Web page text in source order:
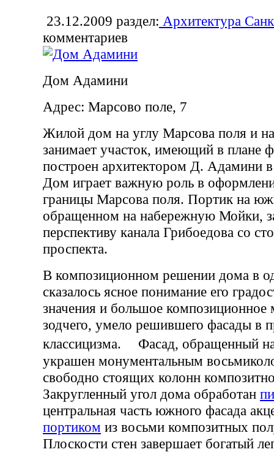
23.12.2009 раздел: Архитектура
комментариев
Дом Адамини
Адрес: Марсово поле, 7
Жилой дом на углу Марсова поля и
занимает участок, имеющий в плане
построен архитектором Д. Адамини
Дом играет важную роль в
границы Марсова поля. Портик на
обращенном на набережную Мойки,
перспективу канала Грибоедова со
проспекта.
В композиционном решении дома в
сказалось ясное понимание его
значения и большое композиционное
зодчего, умело решившего фасады в
классицизма. Фасад, обращенный
украшен монументальным
свободно стоящих колонн
Закругленный угол дома обработан
центральная часть южного фасада
портиком из восьми композитных
Плоскости стен завершает богатый